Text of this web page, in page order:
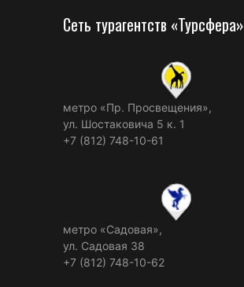
Сеть турагентств «Турсфера»
метро «Пр. Просвещения»,
ул. Шостаковича 5 к. 1
+7 (812) 748-10-61
метро «Садовая»,
ул. Садовая 38
+7 (812) 748-10-62